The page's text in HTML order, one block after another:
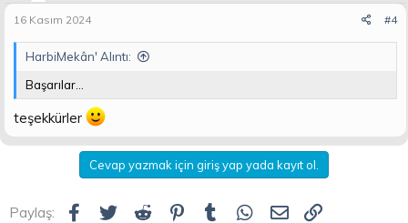
16 Kasım 2024 #4
HarbiMekân' Alıntı:
Başarılar...
teşekkürler
Cevap yazmak için giriş yap yada kayıt ol.
Paylaş: Facebook
Twitter Reddit Pinterest
Tumblr WhatsApp
E-posta